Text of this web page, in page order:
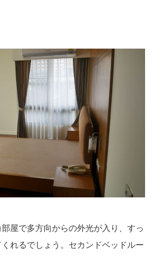
屋で多方向からの外光が入り、すっ
れるでしょう。セカンドベッドルー